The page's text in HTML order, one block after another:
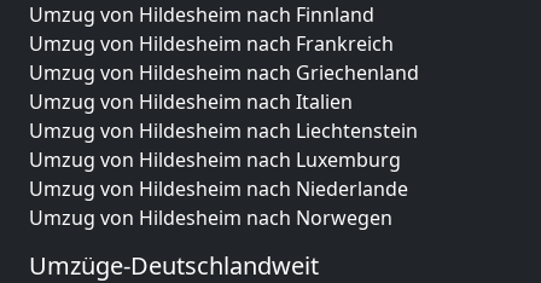
Umzug von Hildesheim nach Finnland
Umzug von Hildesheim nach Frankreich
Umzug von Hildesheim nach Griechenland
Umzug von Hildesheim nach Italien
Umzug von Hildesheim nach Liechtenstein
Umzug von Hildesheim nach Luxemburg
Umzug von Hildesheim nach Niederlande
Umzug von Hildesheim nach Norwegen
Umzüge-Deutschlandweit